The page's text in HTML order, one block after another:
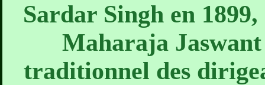
Sardar Singh en
Maharaja
traditionnel des